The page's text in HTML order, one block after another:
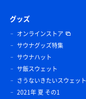
グッズ
オンラインストア
サウナグッズ特集
サウナハット
サ飯スウェット
さうないきたいスウェット
2021年 夏 その1